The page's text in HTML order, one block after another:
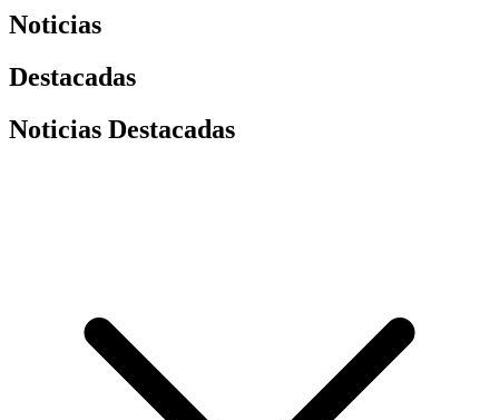
Noticias
Destacadas
Noticias Destacadas